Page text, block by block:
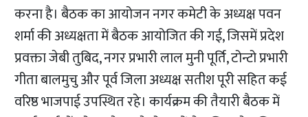
करना है। बैठक का आयोजन नगर कमेटी के अध्यक्ष पवन
शर्मा की अध्यक्षता में बैठक आयोजित की गई, जिसमें प्रदेश
प्रवक्ता जेबी तुबिद, नगर प्रभारी लाल मुनी पूर्ति, टोन्टो प्रभारी
गीता बालमुचु और पूर्व जिला अध्यक्ष सतीश पूरी सहित कई
वरिष्ठ भाजपाई उपस्थित रहे। कार्यक्रम की तैयारी बैठक में